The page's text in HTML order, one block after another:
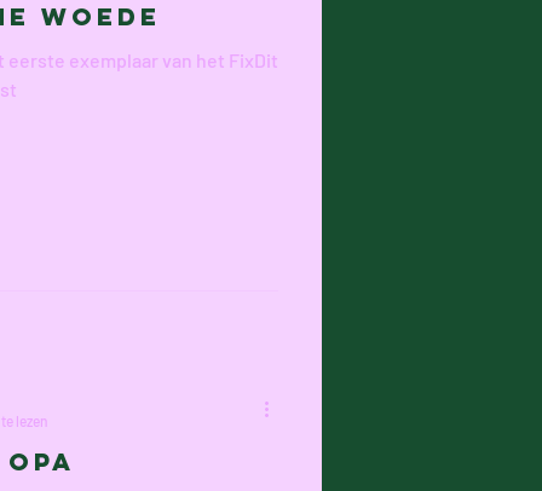
Woede
exemplaar van het FixDit
lezen